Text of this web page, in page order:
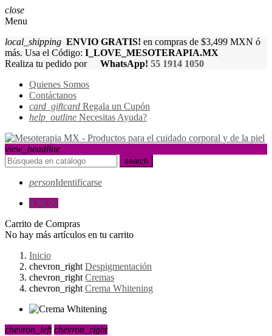
close
Menu
local_shipping ENVIO GRATIS! en compras de $3,499 MXN ó
más. Usa el Código: I_LOVE_MESOTERAPIA.MX
Realiza tu pedido por
WhatsApp! 55 1914 1050
Quienes Somos
Contáctanos
card_giftcard Regala un Cupón
help_outline Necesitas Ayuda?
view_headline
search
personIdentificarse
0 $0.00
Carrito de Compras
No hay más artículos en tu carrito
Inicio
chevron_right Despigmentación
chevron_right Cremas
chevron_right Crema Whitening
chevron_left chevron_right